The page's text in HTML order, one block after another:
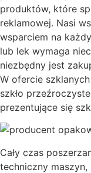
produktów, które
reklamowej. Nasi
wsparciem na
lub lek wymaga
niezbędny jest
W ofercie
szkło
prezentujące się
Cały czas
techniczny